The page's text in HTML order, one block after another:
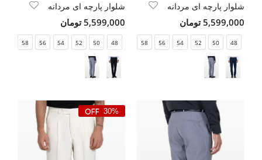
شلوار پارچه ای مردانه
5,599,000 تومان
48
50
52
54
56
58
شلوار پارچه ای مردانه
5,599,000 تومان
48
50
52
54
56
58
30%